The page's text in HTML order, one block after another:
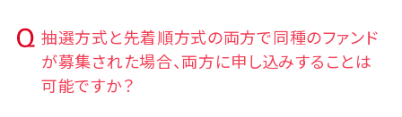
抽選方式と先着順方式の両方で同種のファンド
が募集された場合、両方に申し込みすることは
可能ですか？